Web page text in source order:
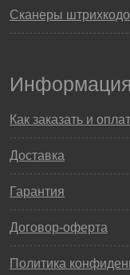
Сканеры
Информация
Как заказать и
Доставка
Гарантия
Договор-оферта
Политика